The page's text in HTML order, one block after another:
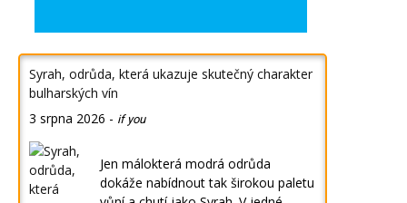
Syrah, odrůda, která ukazuje skutečný charakter
bulharských vín
3 srpna 2026 - if you
Jen málokterá modrá odrůda
dokáže nabídnout tak širokou paletu